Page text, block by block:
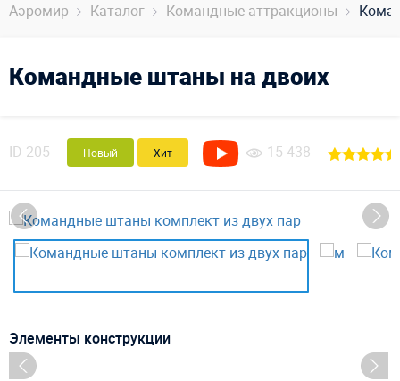
Аэромир Каталог Командные аттракционы
Командные штаны на двоих
ID 205 Новый Хит 15 438
Элементы конструкции